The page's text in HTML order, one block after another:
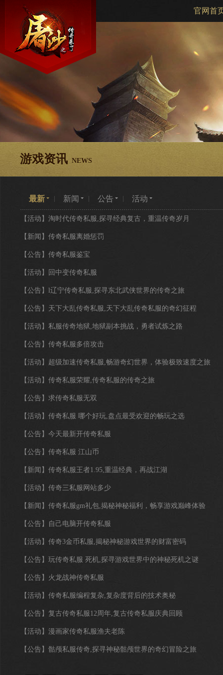
官网首
游戏资讯 NEWS
最新 新闻 公告 活动
【活动】 淘时代传奇私服,探寻经典复古，重温传奇岁月
【新闻】 传奇私服离婚惩罚
【公告】 传奇私服鉴宝
【活动】 回中变传奇私服
【公告】 l辽宁传奇私服,探寻东北武侠世界的传奇之旅
【公告】 天下大乱传奇私服,天下大乱传奇私服的奇幻征程
【活动】 私服传奇地狱,地狱副本挑战，勇者试炼之路
【公告】 传奇私服多倍攻击
【活动】 超级加速传奇私服,畅游奇幻世界，体验极致速度之旅
【活动】 传奇私服荣耀,传奇私服的传奇之旅
【公告】 求传奇私服无双
【活动】 传奇私服 哪个好玩,盘点最受欢迎的畅玩之选
【公告】 今天最新开传奇私服
【公告】 传奇私服 江山币
【新闻】 传奇私服王者1.95,重温经典，再战江湖
【活动】 传奇三私服网站多少
【新闻】 传奇私服gm礼包,揭秘神秘福利，畅享游戏巅峰体验
【公告】 自己电脑开传奇私服
【活动】 传奇3金币私服,揭秘神秘游戏世界的财富密码
【公告】 玩传奇私服 死机,探寻游戏世界中的神秘死机之谜
【公告】 火龙战神传奇私服
【活动】 传奇私服编程复杂,复杂度背后的技术奥秘
【公告】 复古传奇私服12周年,复古传奇私服庆典回顾
【活动】 漫画家传奇私服渔夫老陈
【公告】 骷颅私服传奇,探寻神秘骷颅世界的奇幻冒险之旅